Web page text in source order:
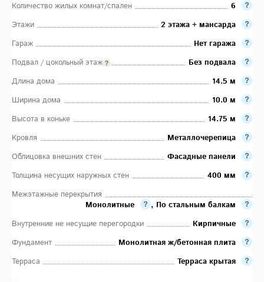
Количество жилых комнат/спален
6
Этажи
2 этажа + мансарда
Гараж
Нет гаража
Подвал / цокольный этаж
Без подвала
Длина дома
14.5 м
Ширина дома
10.0 м
Высота в коньке
14.75 м
Кровля
Металлочерепица
Облицовка внешних стен
Фасадные панели
Толщина несущих наружных стен
400 мм
Межэтажные перекрытия
Монолитные
, По стальным балкам
Внутренние не несущие перегородки
Кирпичные
Фундамент
Монолитная ж/бетонная плита
Терраса
Терраса крытая